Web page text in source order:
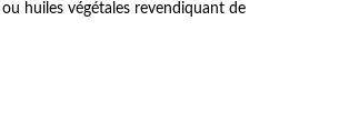
huiles végétales revendiquant de